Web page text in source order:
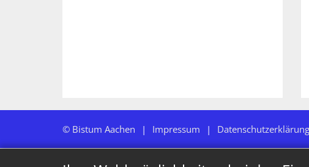
© Bistum Aachen Impressum Datenschutzerklärung